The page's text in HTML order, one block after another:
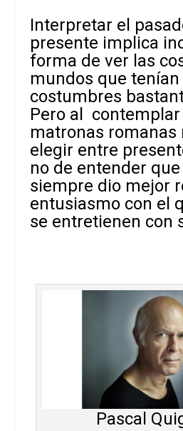
Interpretar el
presente implica
forma de ver las
mundos que
costumbres
Pero al contemplar
matronas romanas
elegir entre
no de entender
siempre dio mejor
entusiasmo con el
se entretienen con
Pascal